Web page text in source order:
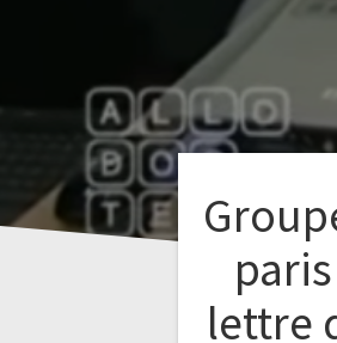
lettre